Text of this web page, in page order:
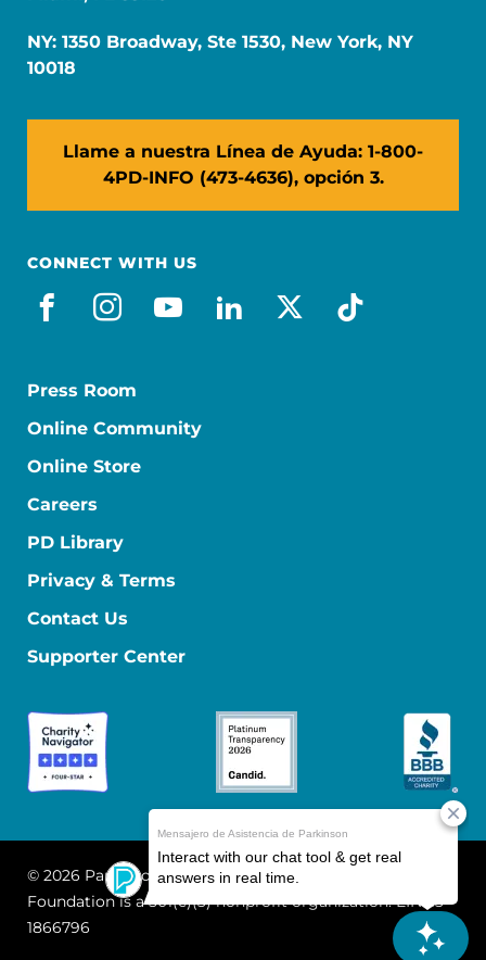
NY: 1350 Broadway, Ste 1530, New York, NY
10018
Llame a nuestra Línea de Ayuda: 1-800-
4PD-INFO (473-4636), opción 3.
CONNECT WITH US
facebook_es
instagram
youtube
linkedin
x-socialtiktok
Press Room
Online Community
Online Store
Careers
PD Library
Privacy & Terms
Contact Us
Supporter Center
© 2026 Parkinson's Foundation
The Parkinson's
Foundation is a 501(c)(3) nonprofit organization. EIN: 13-
1866796